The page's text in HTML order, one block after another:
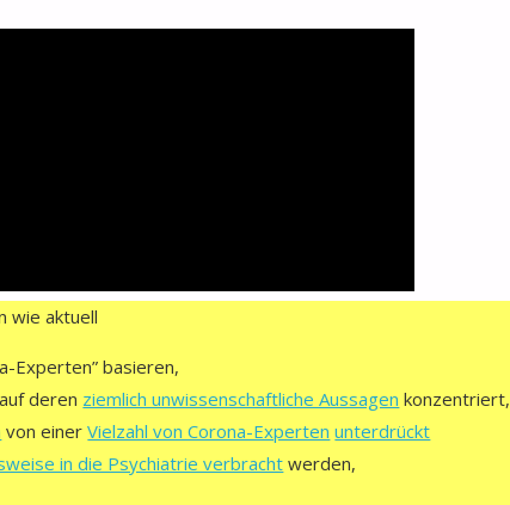
wie aktuell
Experten” basieren,
deren ziemlich unwissenschaftliche Aussagen konzentriert,
von einerVielzahl von Corona-Experten unterdrückt
in die Psychiatrie verbrachtwerden,